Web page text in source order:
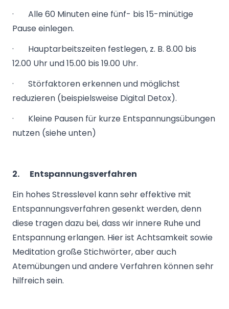
· Alle 60 Minuten eine fünf- bis 15-minütige
Pause einlegen.
· Hauptarbeitszeiten festlegen, z. B. 8.00 bis
12.00 Uhr und 15.00 bis 19.00 Uhr.
· Störfaktoren erkennen und möglichst
reduzieren (beispielsweise Digital Detox).
· Kleine Pausen für kurze Entspannungsübungen
nutzen (siehe unten)
2.
Entspannungsverfahren
Ein hohes Stresslevel kann sehr effektive mit
Entspannungsverfahren gesenkt werden, denn
diese tragen dazu bei, dass wir innere Ruhe und
Entspannung erlangen. Hier ist Achtsamkeit sowie
Meditation große Stichwörter, aber auch
Atemübungen und andere Verfahren können sehr
hilfreich sein.